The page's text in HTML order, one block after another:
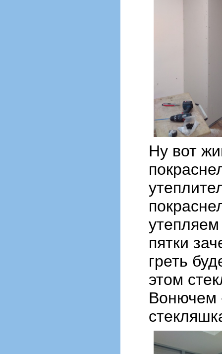
Ну вот
пятки
греть
этом
Вонючем